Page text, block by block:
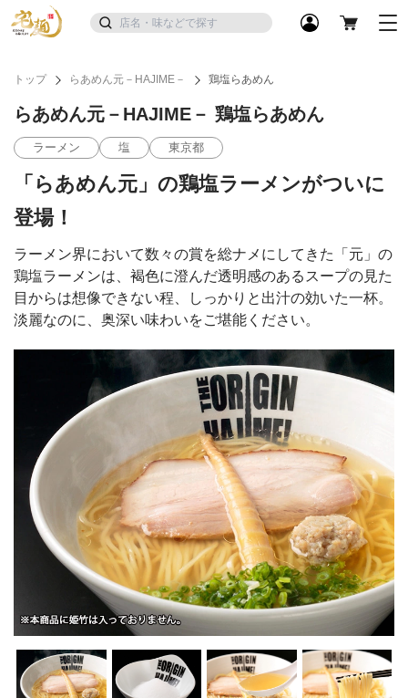
トップ らあめん元－HAJIME－ 鶏塩らあめん
らあめん元－HAJIME－ 鶏塩らあめん
ラーメン 塩 東京都
「らあめん元」の鶏塩ラーメンがついに
登場！
ラーメン界において数々の賞を総ナメにしてきた「元」の
鶏塩ラーメンは、褐色に澄んだ透明感のあるスープの見た
目からは想像できない程、しっかりと出汁の効いた一杯。
淡麗なのに、奥深い味わいをご堪能ください。